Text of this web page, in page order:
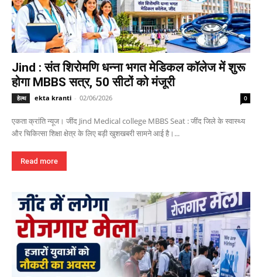
Jind : संत शिरोमणि धन्ना भगत मेडिकल कॉलेज में शुरू
होगा MBBS सत्र, 50 सीटों को मंजूरी
हेल्थ ekta kranti - 02/06/2026 0
एकता क्रांति न्यूज। जींद Jind Medical college MBBS Seat : जींद जिले के स्वास्थ्य
और चिकित्सा शिक्षा क्षेत्र के लिए बड़ी खुशखबरी सामने आई है।...
Read more